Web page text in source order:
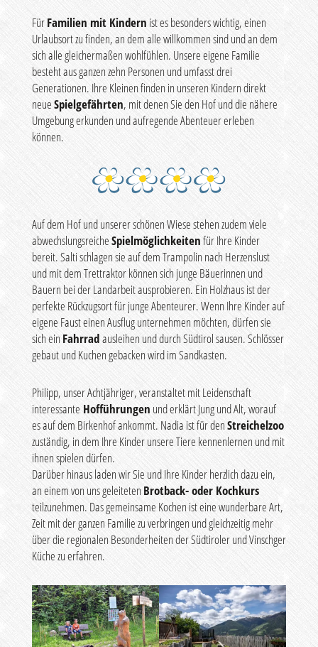
FürFamilien mit Kindern ist es besonders wichtig, einen
Urlaubsort zu finden, an dem alle willkommen sind und an dem
sich alle gleichermaßen wohlfühlen. Unsere eigene Familie
besteht aus ganzen zehn Personen und umfasst drei
Generationen. Ihre Kleinen finden in unseren Kindern direkt
neueSpielgefährten, mit denen Sie den Hof und die nähere
Umgebung erkunden und aufregende Abenteuer erleben
können.
Auf dem Hof und unserer schönen Wiese stehen zudem viele
abwechslungsreicheSpielmöglichkeitenfür Ihre Kinder
bereit. Salti schlagen sie auf dem Trampolin nach Herzenslust
und mit dem Trettraktor können sich junge Bäuerinnen und
Bauern bei der Landarbeit ausprobieren. Ein Holzhaus ist der
perfekte Rückzugsort für junge Abenteurer. Wenn Ihre Kinder auf
eigene Faust einen Ausflug unternehmen möchten, dürfen sie
sich einFahrradausleihen und durch Südtirol sausen. Schlösser
gebaut und Kuchen gebacken wird im Sandkasten.
Philipp, unser Achtjähriger, veranstaltet mit Leidenschaft
interessante Hofführungen und erklärt Jung und Alt, worauf
es auf dem Birkenhof ankommt. Nadia ist für denStreichelzoo
zuständig, in dem Ihre Kinder unsere Tiere kennenlernen und mit
ihnen spielen dürfen.
Darüber hinaus laden wir Sie und Ihre Kinder herzlich dazu ein,
an einem von uns geleitetenBrotback- oder Kochkurs
teilzunehmen. Das gemeinsame Kochen ist eine wunderbare Art,
Zeit mit der ganzen Familie zu verbringen und gleichzeitig mehr
über die regionalen Besonderheiten der Südtiroler und Vinschger
Küche zu erfahren.